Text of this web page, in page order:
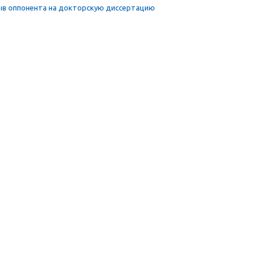
оппонента на докторскую диссертацию